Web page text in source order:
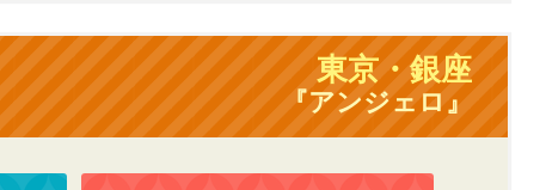
東京・銀座
『アンジェロ』